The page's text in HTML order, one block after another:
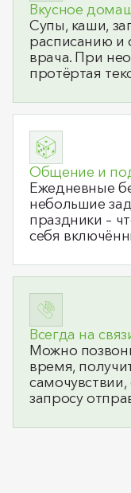
Вкусное
Супы, каши,
расписанию и
врача. При
протёртая
Общение и
Ежедневные
небольшие
праздники –
себя
Всегда на
Можно
время,
запросу